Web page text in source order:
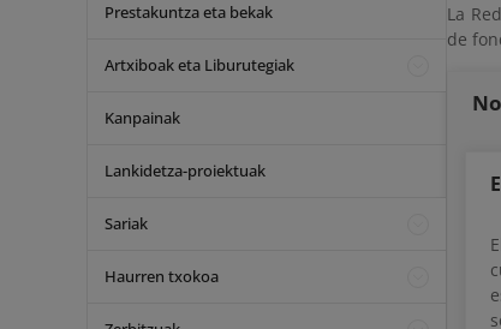
Prestakuntza eta bekak
Artxiboak eta Liburutegiak
Kanpainak
Lankidetza-proiektuak
Sariak
Haurren txokoa
La
de